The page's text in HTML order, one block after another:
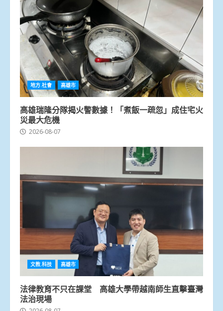
地方.社會 高雄市
高雄瑞隆分隊揭火警數據！「煮飯一疏忽」成住宅火
災最大危機
2026-08-07
文教.科技 高雄市
法律教育不只在課堂 高雄大學帶越南師生直擊臺灣
法治現場